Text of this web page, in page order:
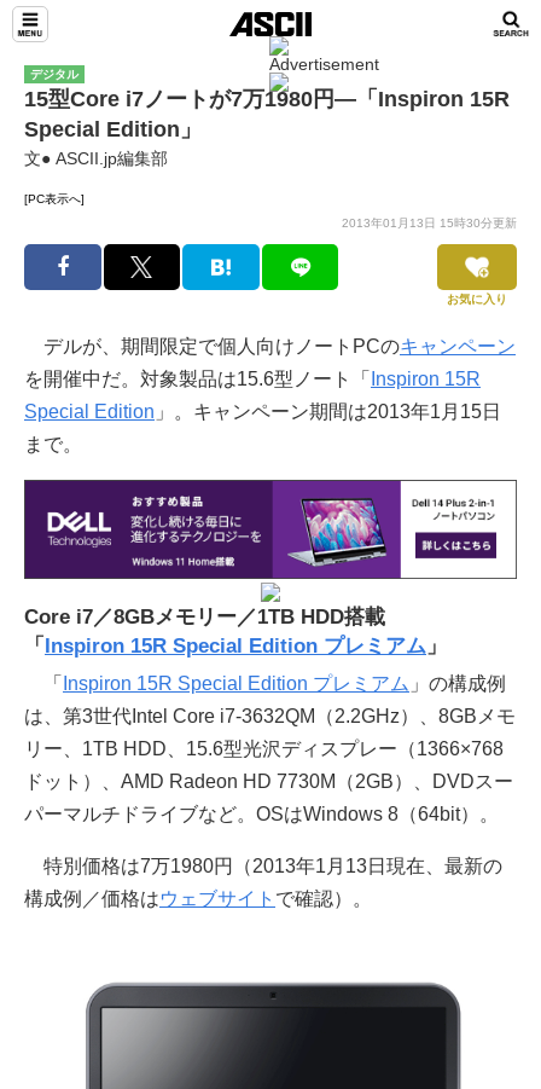
デジタル
15型Core i7ノートが7万1980円—「Inspiron 15R
Special Edition」
文● ASCII.jp編集部
[PC表示へ]
2013年01月13日 15時30分更新
お気に入り
デルが、期間限定で個人向けノートPCのキャンペーン
を開催中だ。対象製品は15.6型ノート「
Inspiron 15R
Special Edition 」。キャンペーン期間は2013年1月15日
まで。
Core i7／8GBメモリー／1TB HDD搭載
「 Inspiron 15R Special Edition プレミアム 」
「 Inspiron 15R Special Edition プレミアム 」の構成例
は、第3世代Intel Core i7-3632QM（2.2GHz）、8GBメモ
リー、1TB HDD、15.6型光沢ディスプレー（1366×768
ドット）、AMD Radeon HD 7730M（2GB）、DVDスー
パーマルチドライブなど。OSはWindows 8（64bit）。
特別価格は7万1980円（2013年1月13日現在、最新の
構成例／価格はウェブサイト で確認）。